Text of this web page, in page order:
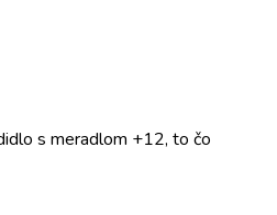
s meradlom +12, to čo